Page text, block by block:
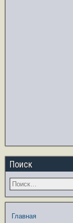
Поиск
Главная